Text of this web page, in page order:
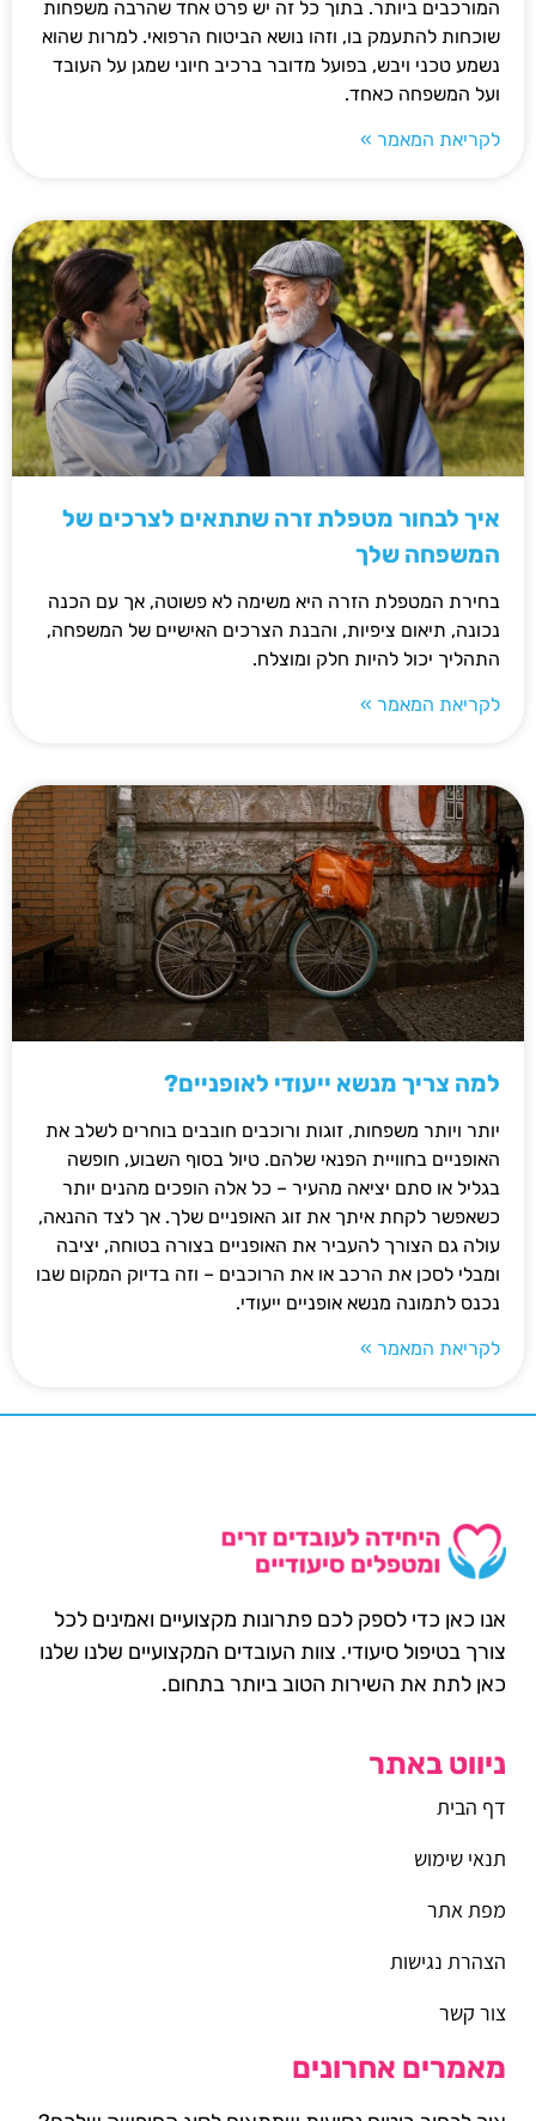
המורכבים ביותר. בתוך כל זה יש פרט אחד שהרבה משפחות
שוכחות להתעמק בו, וזהו נושא הביטוח הרפואי. למרות שהוא
נשמע טכני ויבש, בפועל מדובר ברכיב חיוני שמגן על העובד
ועל המשפחה כאחד.
לקריאת המאמר »
איך לבחור מטפלת זרה שתתאים לצרכים של
המשפחה שלך
בחירת המטפלת הזרה היא משימה לא פשוטה, אך עם הכנה
נכונה, תיאום ציפיות, והבנת הצרכים האישיים של המשפחה,
התהליך יכול להיות חלק ומוצלח.
לקריאת המאמר »
למה צריך מנשא ייעודי לאופניים?
יותר ויותר משפחות, זוגות ורוכבים חובבים בוחרים לשלב את
האופניים בחוויית הפנאי שלהם. טיול בסוף השבוע, חופשה
בגליל או סתם יציאה מהעיר – כל אלה הופכים מהנים יותר
כשאפשר לקחת איתך את זוג האופניים שלך. אך לצד ההנאה,
עולה גם הצורך להעביר את האופניים בצורה בטוחה, יציבה
ומבלי לסכן את הרכב או את הרוכבים – וזה בדיוק המקום שבו
נכנס לתמונה מנשא אופניים ייעודי.
לקריאת המאמר »
אנו כאן כדי לספק לכם פתרונות מקצועיים ואמינים לכל
צורך בטיפול סיעודי. צוות העובדים המקצועיים שלנו שלנו
כאן לתת את השירות הטוב ביותר בתחום.
ניווט באתר
דף הבית
תנאי שימוש
מפת אתר
הצהרת נגישות
צור קשר
מאמרים אחרונים